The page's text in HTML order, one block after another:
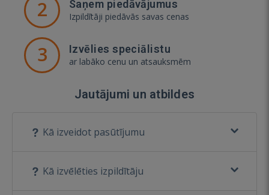
2 Saņem piedāvājumus
Izpildītāji piedāvās savas cenas
3 Izvēlies speciālistu
ar labāko cenu un atsauksmēm
Jautājumi un atbildes
Kā izveidot pasūtījumu
Kā izvēlēties izpildītāju